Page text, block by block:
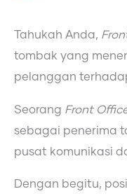
Tahukah Anda,
tombak yang
pelanggan
Seorang Front
sebagai penerima
pusat komunikasi
Dengan begitu,